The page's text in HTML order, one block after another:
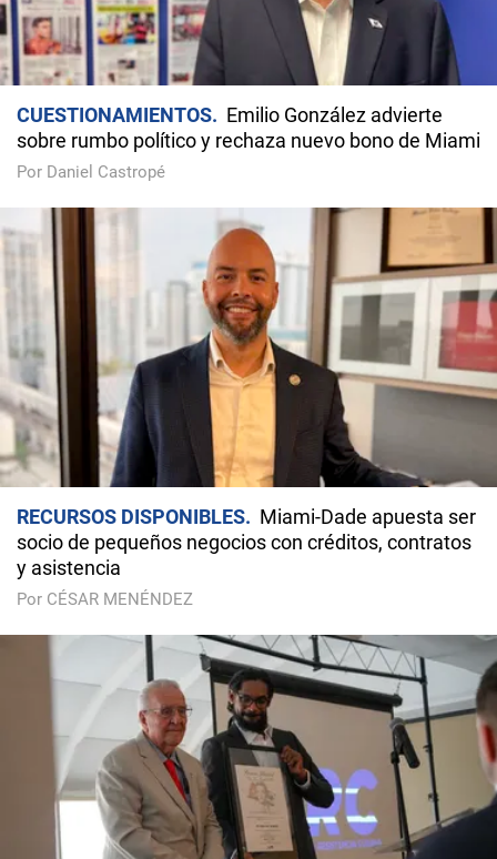
CUESTIONAMIENTOS
Emilio González advierte
sobre rumbo político y rechaza nuevo bono de Miami
Por Daniel Castropé
RECURSOS DISPONIBLES
Miami-Dade apuesta ser
socio de pequeños negocios con créditos, contratos
y asistencia
Por CÉSAR MENÉNDEZ